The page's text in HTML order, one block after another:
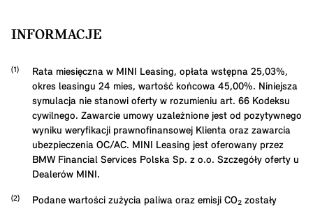
INFORMACJE
Rata miesięczna w MINI Leasing, opłata wstępna 25,03%,
okres leasingu 24 mies, wartość końcowa 45,00%. Niniejsza
symulacja nie stanowi oferty w rozumieniu art. 66 Kodeksu
cywilnego. Zawarcie umowy uzależnione jest od pozytywnego
wyniku weryfikacji prawnofinansowej Klienta oraz zawarcia
ubezpieczenia OC/AC. MINI Leasing jest oferowany przez
BMW Financial Services Polska Sp. z o.o. Szczegóły oferty u
Dealerów MINI.
Podane wartości zużycia paliwa oraz emisji CO₂ zostały